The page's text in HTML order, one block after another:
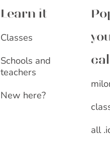
Learn it
Classes
Schools and
teachers
New here?
all